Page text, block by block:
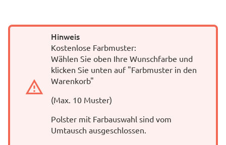
Hinweis
Kostenlose Farbmuster:
Wählen Sie oben Ihre Wunschfarbe und
klicken Sie unten auf "Farbmuster in den
Warenkorb"
(Max. 10 Muster)
Polster mit Farbauswahl sind vom
Umtausch ausgeschlossen.